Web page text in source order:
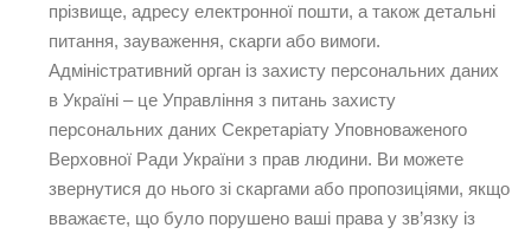
прізвище, адресу електронної пошти, а також детальні
питання, зауваження, скарги або вимоги.
Адміністративний орган із захисту персональних даних
в Україні – це Управління з питань захисту
персональних даних Секретаріату Уповноваженого
Верховної Ради України з прав людини. Ви можете
звернутися до нього зі скаргами або пропозиціями, якщо
вважаєте, що було порушено ваші права у зв’язку із